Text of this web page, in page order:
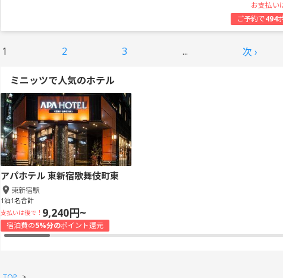
お支払い
ご予約で494
1 2 3 ... 次 ›
ミニッツで人気のホテル
アパホテル 東新宿歌舞伎町東
東新宿駅
1泊1名合計
支払いは後で！ 9,240円~
宿泊費の5%分のポイント還元